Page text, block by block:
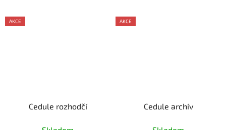
AKCE
Cedule rozhodčí
AKCE
Cedule archív